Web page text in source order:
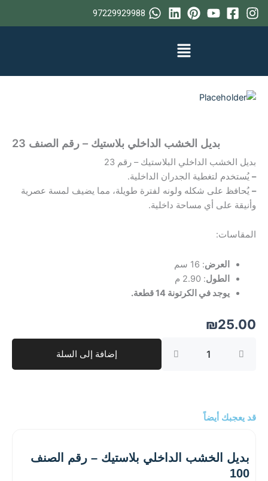
تخطي
إلى
97229929988
بديل الخشب الداخلي بلاستيك – رقم الصنف 23
بديل الخشب الداخلي البلاستيك – رقم 23
– يُستخدم لتغطية الجدران الداخلية.
– يُحافظ على شكله ولونه لفترة طويلة، مما يضيف لمسة عصرية
وأنيقة على أي مساحة داخلية.
المقاسات:
العرض: 16 سم
الطول: 2.90 م
يوجد في الكرتونة 14 قطعة.
₪25.00
رقم
إضافة إلى السلة
قد يعجبك أيضاً
بديل الخشب الداخلي بلاستيك – رقم الصنف
100